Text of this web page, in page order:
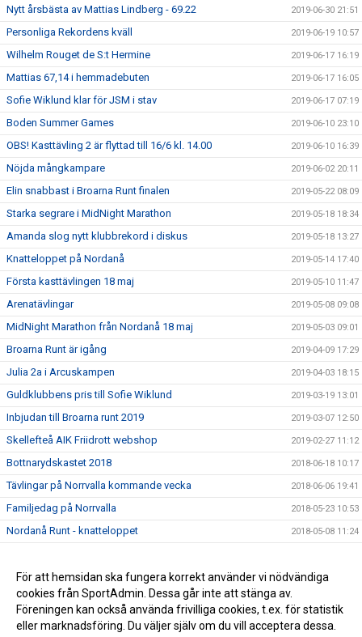
Nytt årsbästa av Mattias Lindberg - 69.22 2019-06-30 21:51
Personliga Rekordens kväll 2019-06-19 10:57
Wilhelm Rouget de S:t Hermine 2019-06-17 16:19
Mattias 67,14 i hemmadebuten 2019-06-17 16:05
Sofie Wiklund klar för JSM i stav 2019-06-17 07:19
Boden Summer Games 2019-06-10 23:10
OBS! Kasttävling 2 är flyttad till 16/6 kl. 14.00 2019-06-10 16:39
Nöjda mångkampare 2019-06-02 20:11
Elin snabbast i Broarna Runt finalen 2019-05-22 08:09
Starka segrare i MidNight Marathon 2019-05-18 18:34
Amanda slog nytt klubbrekord i diskus 2019-05-18 13:27
Knatteloppet på Nordanå 2019-05-14 17:40
Första kasttävlingen 18 maj 2019-05-10 11:47
Arenatävlingar 2019-05-08 09:08
MidNight Marathon från Nordanå 18 maj 2019-05-03 09:01
Broarna Runt är igång 2019-04-09 17:29
Julia 2a i Arcuskampen 2019-04-03 18:15
Guldklubbens pris till Sofie Wiklund 2019-03-19 13:01
Inbjudan till Broarna runt 2019 2019-03-07 12:50
Skellefteå AIK Friidrott webshop 2019-02-27 11:12
Bottnarydskastet 2018 2018-06-18 10:17
Tävlingar på Norrvalla kommande vecka 2018-06-06 19:41
Familjedag på Norrvalla 2018-05-23 10:53
Nordanå Runt - knatteloppet 2018-05-08 11:24
Nybörjarträning i vår 2018-02-19 12:00
Årsmöte för SAIK Friidrott 2018-01-25 16:47
För att hemsidan ska fungera korrekt använder vi nödvändiga
cookies från SportAdmin. Dessa går inte att stänga av.
Föreningen kan också använda frivilliga cookies, t.ex. för statistik
eller marknadsföring. Du väljer själv om du vill acceptera dessa.